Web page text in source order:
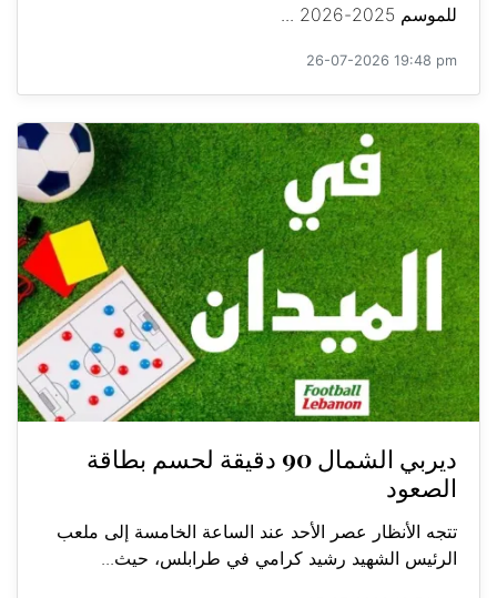
للموسم 2025-2026 ...
26-07-2026 19:48 pm
ديربي الشمال 90 دقيقة لحسم بطاقة
الصعود
تتجه الأنظار عصر الأحد عند الساعة الخامسة إلى ملعب
الرئيس الشهيد رشيد كرامي في طرابلس، حيث...